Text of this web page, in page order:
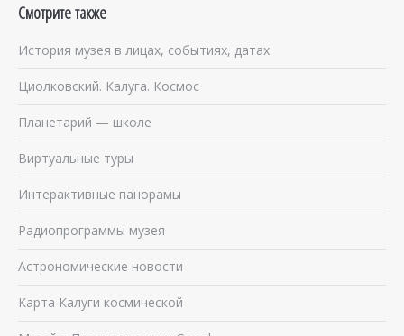
Смотрите также
История музея в лицах, событиях, датах
Циолковский. Калуга. Космос
Планетарий — школе
Виртуальные туры
Интерактивные панорамы
Радиопрограммы музея
Астрономические новости
Карта Калуги космической